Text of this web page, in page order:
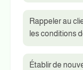
Rappeler au
les conditions
Établir de